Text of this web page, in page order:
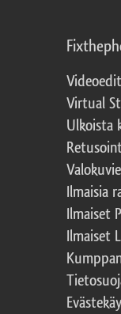
Virtual
Ulkoista
Ilmaisia
Ilmaiset
Ilmaiset